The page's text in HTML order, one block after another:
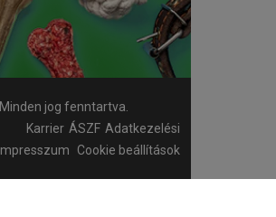
Minden jog fenntartva.
Karrier ÁSZF Adatkezelési
Impresszum Cookie beállítások